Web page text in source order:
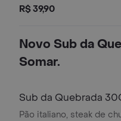
ganha um sub pop com
R$ 39,90
Novo Sub da
Somar.
Sub da Quebrada
da Quebrada
Pão italiano, steak de